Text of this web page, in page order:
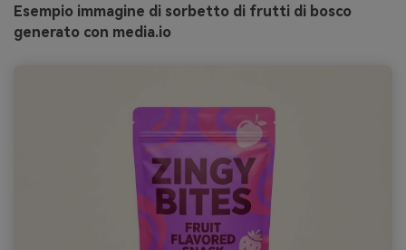
Esempio immagine di sorbetto di frutti di bosco
generato con media.io